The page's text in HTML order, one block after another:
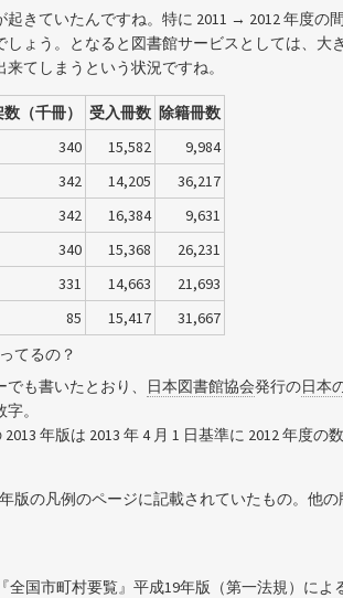
きていたんですね。特に 2011 → 2012 年度の
ょう。となると図書館サービスとしては、大
てしまうという状況ですね。
（千冊） 受入冊数 除籍冊数
340 15,582
9,984
342 14,205
36,217
342 16,384
9,631
340 15,368
26,231
331 14,663
21,693
85 15,417
31,667
てるの？
も書いたとおり、
日本図書館協会発行の日本
。
年版は 2013 年 4 月 1 日基準に 2012 年度の
版の凡例のページに記載されていたもの。他
全国市町村要覧』平成19年版（第一法規）によ